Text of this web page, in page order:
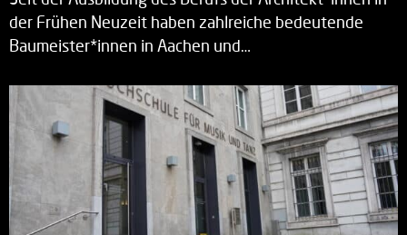
der Frühen Neuzeit haben zahlreiche bedeutende
Baumeister*innen in Aachen und…